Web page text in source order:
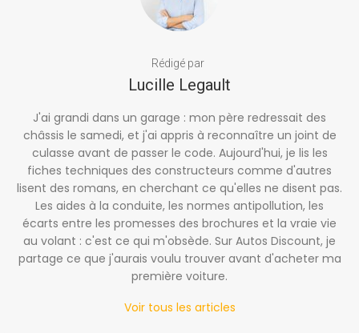
Rédigé par
Lucille Legault
J'ai grandi dans un garage : mon père redressait des
châssis le samedi, et j'ai appris à reconnaître un joint de
culasse avant de passer le code. Aujourd'hui, je lis les
fiches techniques des constructeurs comme d'autres
lisent des romans, en cherchant ce qu'elles ne disent pas.
Les aides à la conduite, les normes antipollution, les
écarts entre les promesses des brochures et la vraie vie
au volant : c'est ce qui m'obsède. Sur Autos Discount, je
partage ce que j'aurais voulu trouver avant d'acheter ma
première voiture.
Voir tous les articles